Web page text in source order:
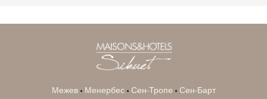
Межев• Менербес• Сен-Тропе • Сен-Барт